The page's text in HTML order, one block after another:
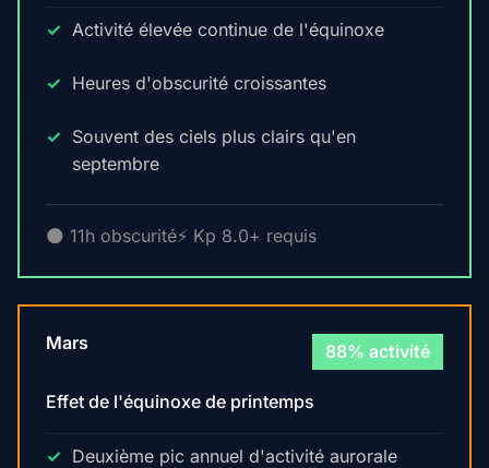
Activité élevée continue de l'équinoxe
Heures d'obscurité croissantes
Souvent des ciels plus clairs qu'en
septembre
🌑 11h obscurité⚡ Kp 8.0+ requis
Mars 88% activité
Effet de l'équinoxe de printemps
Deuxième pic annuel d'activité aurorale